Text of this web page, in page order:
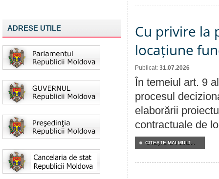
ADRESE UTILE
Cu privire la
locațiune
Publicat: 31.07.2026
În temeiul art. 9
procesul
elaborării
contractuale de
CITEŞTE MAI MULT...